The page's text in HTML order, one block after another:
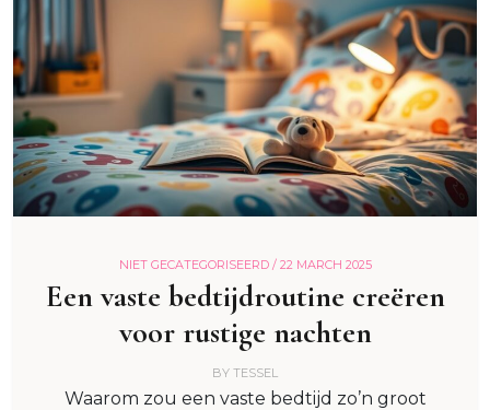
NIET GECATEGORISEERD /22 MARCH 2025
Een vaste bedtijdroutine creëren
voor rustige nachten
BY TESSEL
Waarom zou een vaste bedtijd zo’n groot